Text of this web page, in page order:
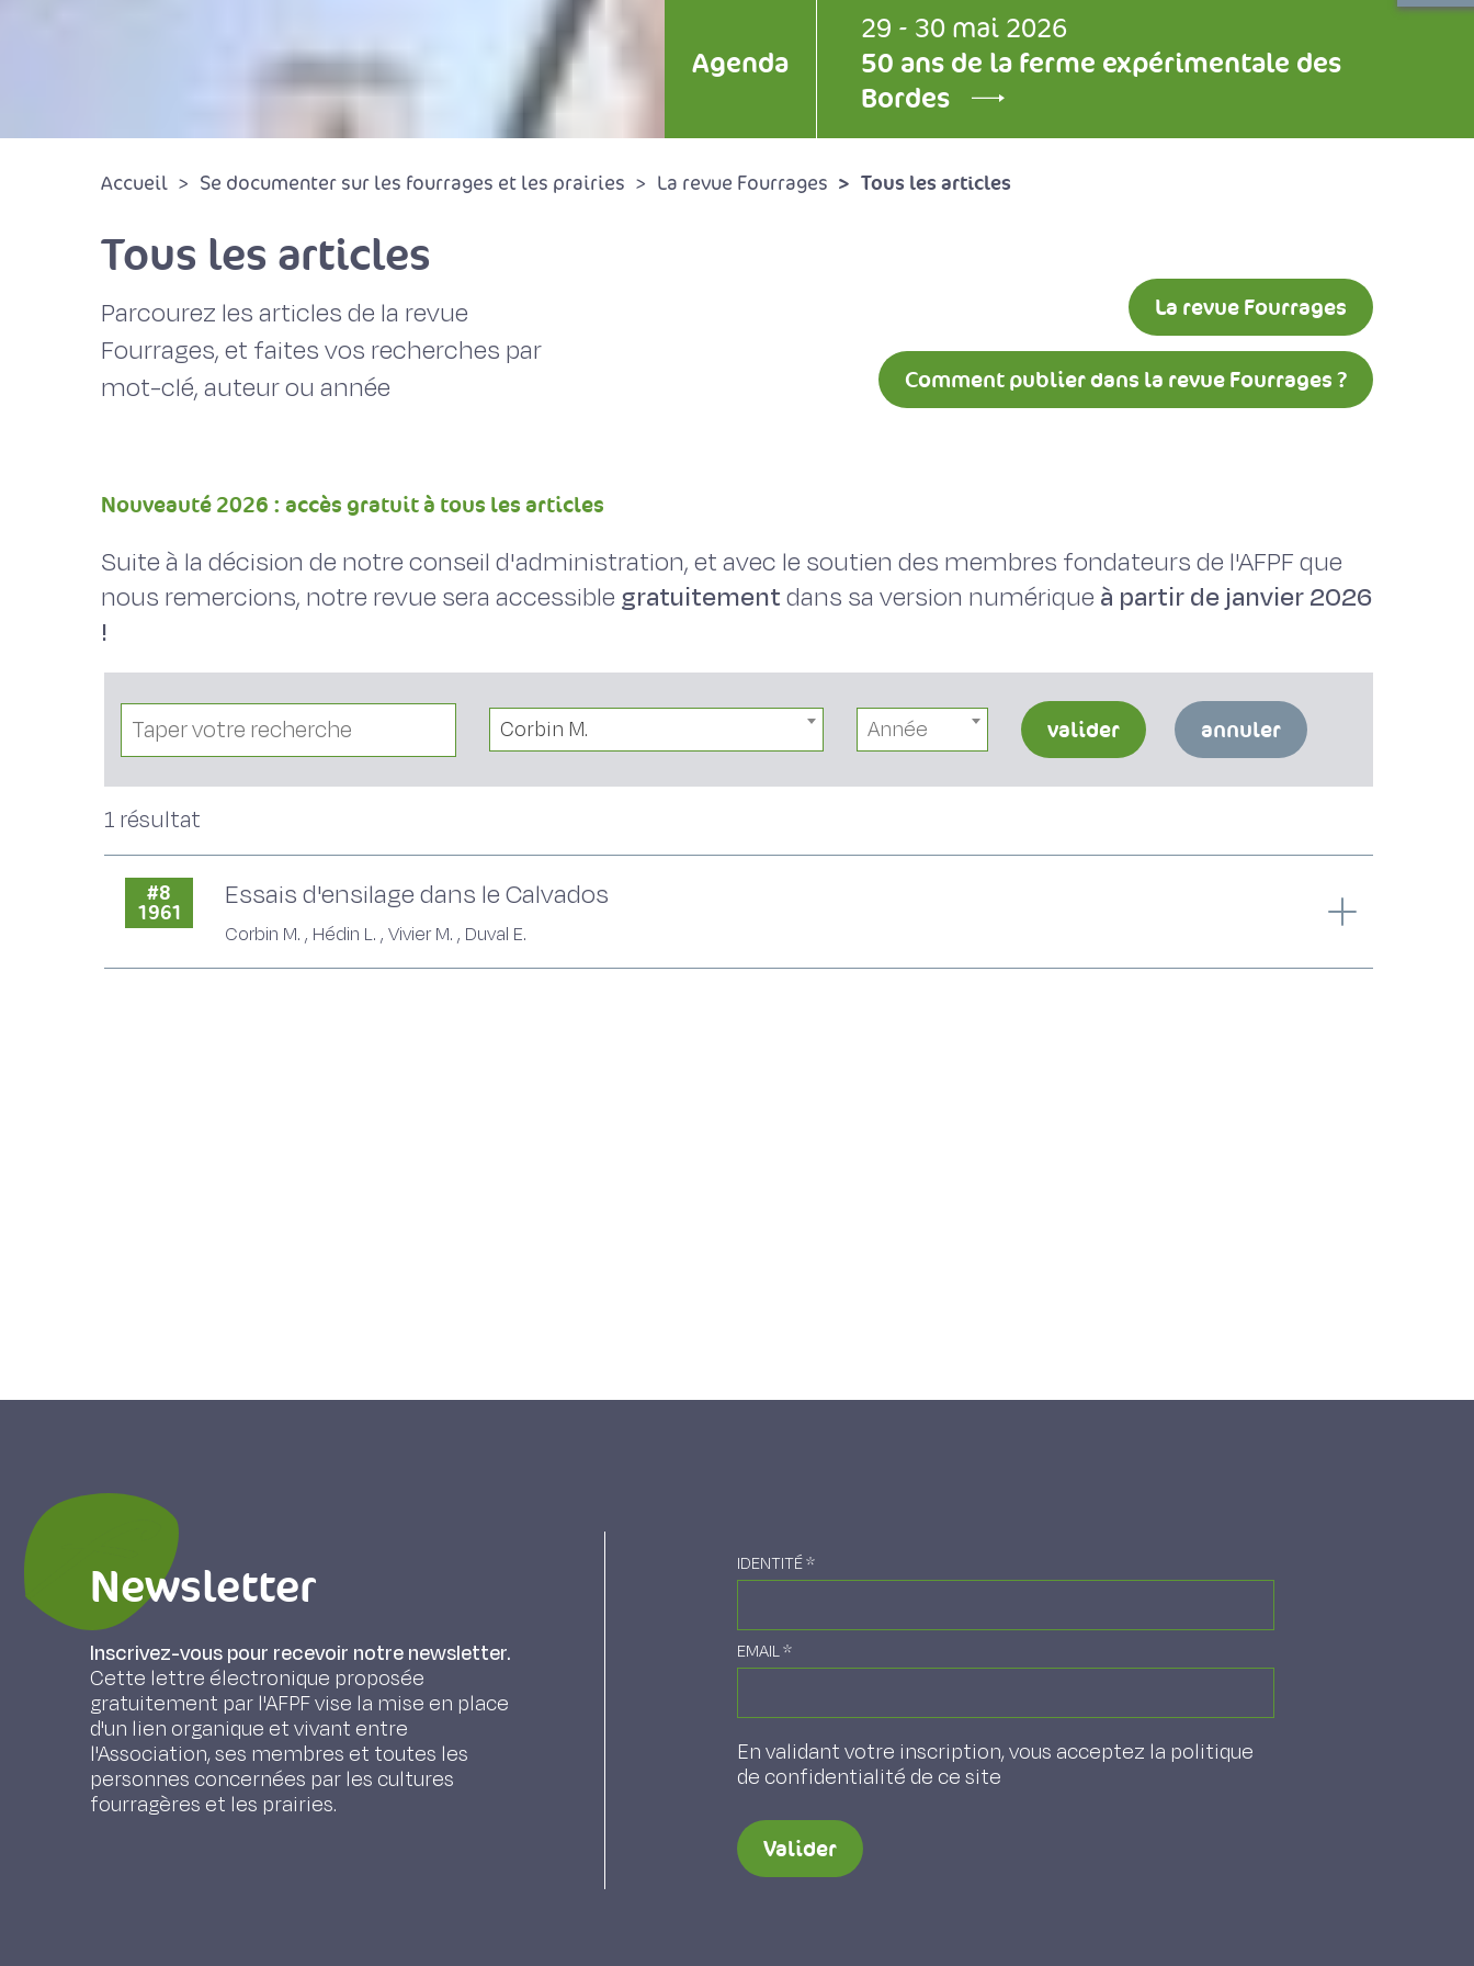
Agenda
29 - 30 mai 2026
50 ans de la ferme expérimentale des
Bordes
Accueil Se documenter sur les fourrages et les prairies La revue Fourrages Tous les articles
Tous les articles
Parcourez les articles de la revue
Fourrages, et faites vos recherches par
mot-clé, auteur ou année
La revue Fourrages
Comment publier dans la revue Fourrages ?
Nouveauté 2026 : accès gratuit à tous les articles
Suite à la décision de notre conseil d'administration, et avec le soutien des membres fondateurs de l'AFPF que
nous remercions, notre revue sera accessible gratuitementdans sa version numérique à partir de janvier 2026
!
Corbin M. Année valider annuler
1 résultat
#8
1961 Essais d'ensilage dans le Calvados
Corbin M. , Hédin L. , Vivier M. , Duval E.
Newsletter
Inscrivez-vous pour recevoir notre newsletter.
Cette lettre électronique proposée
gratuitement par l'AFPF vise la mise en place
d'un lien organique et vivant entre
l'Association, ses membres et toutes les
personnes concernées par les cultures
fourragères et les prairies.
IDENTITÉ*
EMAIL*
En validant votre inscription, vous acceptez la politique
de confidentialité de ce site
Valider